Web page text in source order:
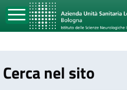
Cerca nel sito